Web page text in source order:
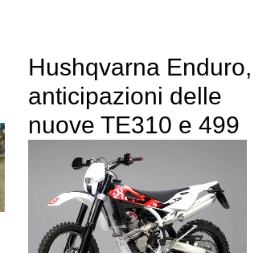
Hushqvarna Enduro,
anticipazioni delle
nuove TE310 e 499